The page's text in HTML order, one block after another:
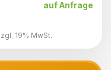
auf Anfrage
19% MwSt.